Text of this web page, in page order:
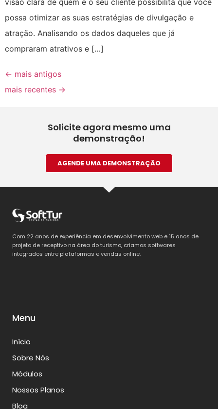
visão clara de quem é o seu cliente possibilita que você
possa otimizar as suas estratégias de divulgação e
atração. Analisando os dados daqueles que já
compraram atrativos e […]
← mais antigos
mais recentes →
Solicite agora mesmo uma
demonstração!
AGENDE UMA DEMONSTRAÇÃO
Com 22 anos de experiência em desenvolvimento web e 15 anos de
projeto de receptivo na área do turismo, criamos softwares
integrados entre plataformas e vendas online.
Menu
Início
Sobre Nós
Módulos
Nossos Planos
Blog